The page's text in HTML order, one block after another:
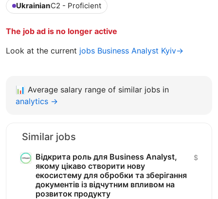
UkrainianC2 - Proficient
The job ad is no longer active
Look at the current jobs Business Analyst Kyiv→
📊 Average salary range of similar jobs in
analytics →
Similar jobs
Відкрита роль для ​​Business Analyst,
якому цікаво створити нову
екосистему для обробки та зберігання
документів із відчутним впливом на
розвиток продукту
$